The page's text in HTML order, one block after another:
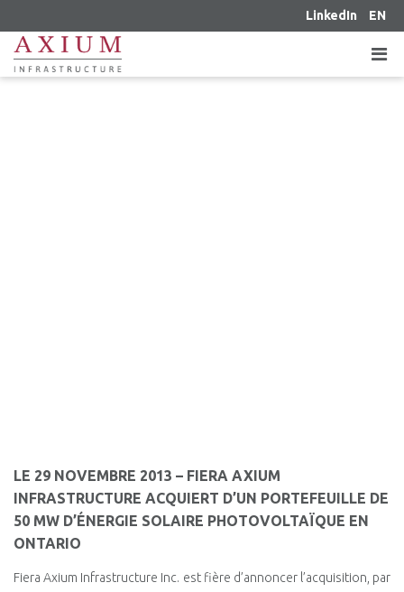
LinkedIn EN
LE 29 NOVEMBRE 2013 – FIERA AXIUM
INFRASTRUCTURE ACQUIERT D’UN PORTEFEUILLE DE
50 MW D’ÉNERGIE SOLAIRE PHOTOVOLTAÏQUE EN
ONTARIO
Fiera Axium Infrastructure Inc. est fière d’annoncer l’acquisition, par